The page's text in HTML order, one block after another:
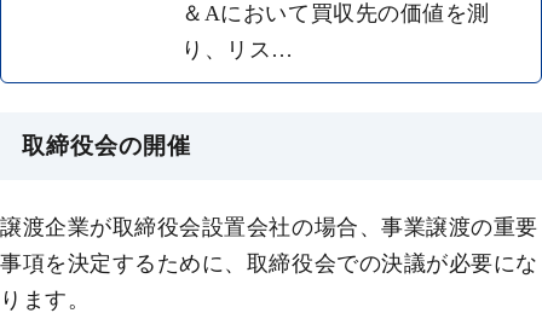
＆Aにおいて買収先の価値を測
り、リス…
取締役会の開催
譲渡企業が取締役会設置会社の場合、事業譲渡の重要
事項を決定するために、取締役会での決議が必要にな
ります。